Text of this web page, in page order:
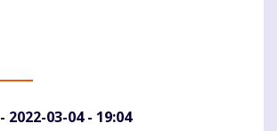
- 2022-03-04 - 19:04